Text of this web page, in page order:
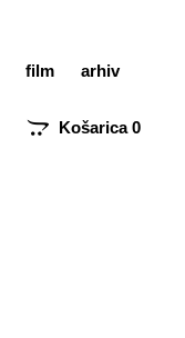
film
arhiv
Košarica0